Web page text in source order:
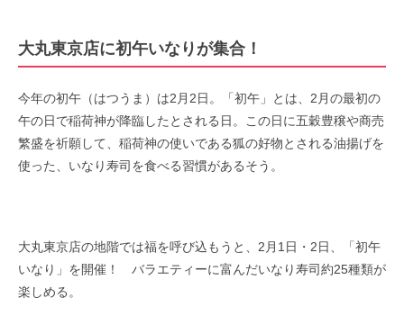
大丸東京店に初午いなりが集合！
今年の初午（はつうま）は2月2日。「初午」とは、2月の最初の
午の日で稲荷神が降臨したとされる日。この日に五穀豊穣や商売
繁盛を祈願して、稲荷神の使いである狐の好物とされる油揚げを
使った、いなり寿司を食べる習慣があるそう。
大丸東京店の地階では福を呼び込もうと、2月1日・2日、「初午
いなり」を開催！ バラエティーに富んだいなり寿司約25種類が
楽しめる。